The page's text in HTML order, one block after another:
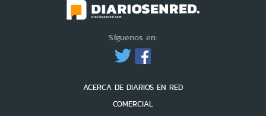
Síguenos en:
ACERCA DE DIARIOS EN RED
COMERCIAL